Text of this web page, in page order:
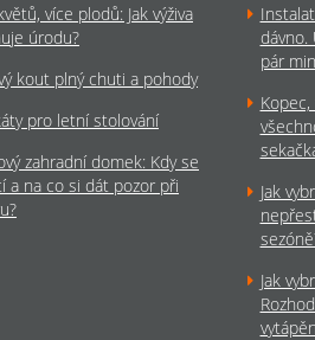
více plodů: Jak výživa
úrodu?
kout plný chuti a pohody
pro letní stolování
zahradní domek: Kdy se
a na co si dát pozor při
dávno.
pár
Jak
Jak